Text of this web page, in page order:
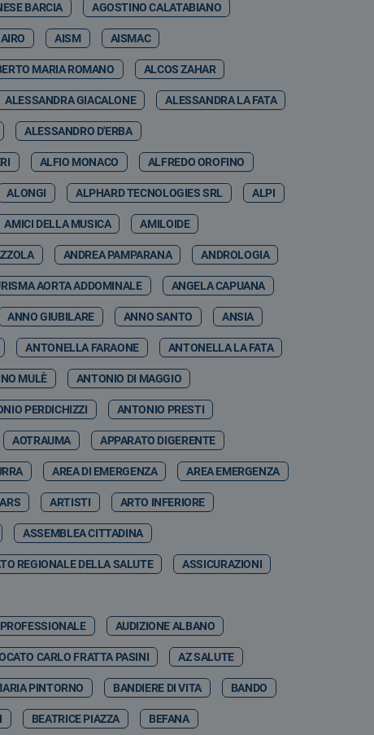
BARCIA AGOSTINO CALATABIANO
AIRO AISM AISMAC
MARIA ROMANO ALCOS ZAHAR
ALESSANDRA GIACALONE ALESSANDRA LA FATA
ALESSANDRO D'ERBA
ALFIO MONACO ALFREDO OROFINO
ALONGI ALPHARD TECNOLOGIES SRL ALPI
AMICI DELLA MUSICA AMILOIDE
ANDREA PAMPARANA ANDROLOGIA
AORTA ADDOMINALE ANGELA CAPUANA
ANNO GIUBILARE ANNO SANTO ANSIA
ANTONELLA FARAONE ANTONELLA LA FATA
MULÈ ANTONIO DI MAGGIO
PERDICHIZZI ANTONIO PRESTI
AOTRAUMA APPARATO DIGERENTE
AREA DI EMERGENZA AREA EMERGENZA
ARS ARTISTI ARTO INFERIORE
ASSEMBLEA CITTADINA
REGIONALE DELLA SALUTE ASSICURAZIONI
AUDIZIONE ALBANO
CARLO FRATTA PASINI AZ SALUTE
PINTORNO BANDIERE DI VITA BANDO
BEATRICE PIAZZA BEFANA